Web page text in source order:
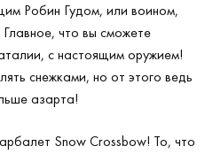
Робин Гудом, или воином,
что вы сможете
с настоящим оружием!
снежками, но от этого ведь
азарта!
Snow Crossbow! То, что